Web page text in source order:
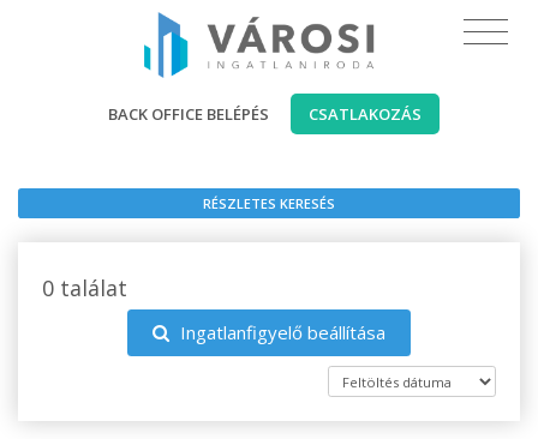
BACK OFFICE BELÉPÉS CSATLAKOZÁS
RÉSZLETES KERESÉS
0 találat
Ingatlanfigyelő beállítása